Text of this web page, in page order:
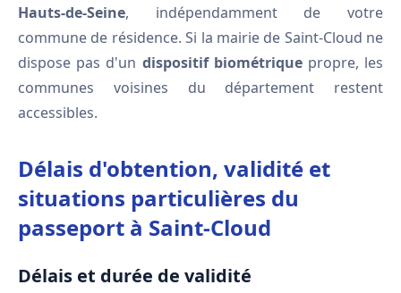
Hauts-de-Seine, indépendamment de votre
commune de résidence. Si la mairie de Saint-Cloud ne
dispose pas d'un dispositif biométriquepropre, les
communes voisines du département restent
accessibles.
Délais d'obtention, validité et
situations particulières du
passeport à Saint-Cloud
Délais et durée de validité